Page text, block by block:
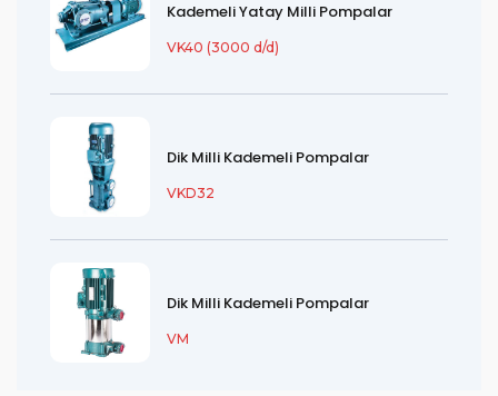
Kademeli Yatay Milli Pompalar
VK40 (3000 d/d)
Dik Milli Kademeli Pompalar
VKD32
Dik Milli Kademeli Pompalar
VM